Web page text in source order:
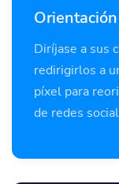
Diríjase a sus
redirigirlos a
píxel para
de redes